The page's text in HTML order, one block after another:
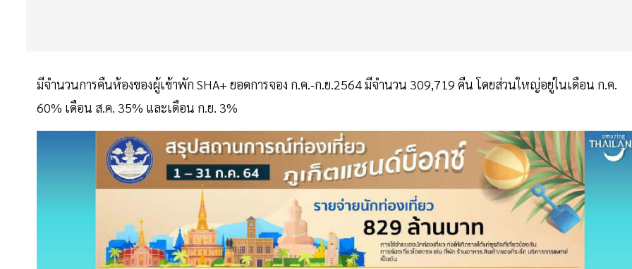
มีจำนวนการคืนห้องของผู้เข้าพัก SHA+ ยอดการจอง ก.ค.-ก.ย.2564 มีจำนวน 309,719 คืน โดยส่วนใหญ่อยู่ในเดือน ก.ค.
60% เดือน ส.ค. 35% และเดือน ก.ย. 3%